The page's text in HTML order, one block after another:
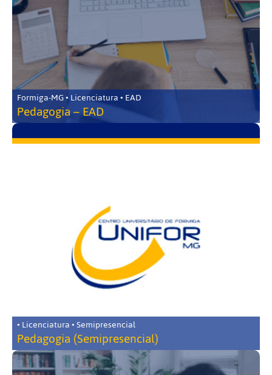
Formiga-MG • Licenciatura • EAD
Pedagogia – EAD
• Licenciatura • Semipresencial
Pedagogia (Semipresencial)